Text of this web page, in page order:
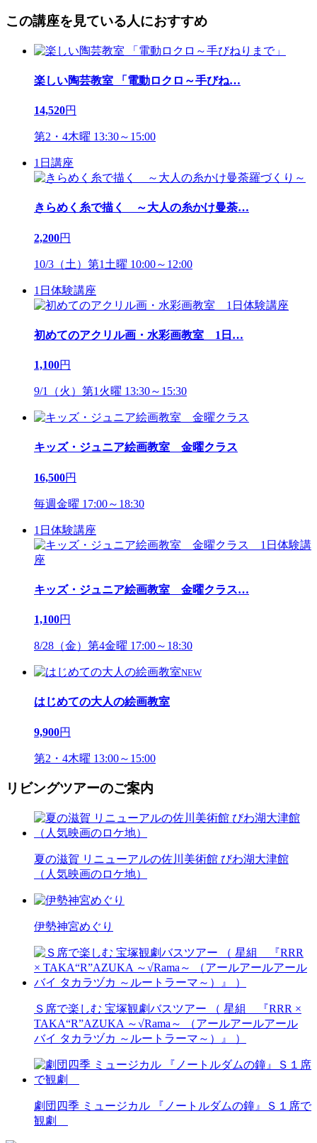
この講座を見ている人におすすめ
楽しい陶芸教室 「電動ロクロ～手びね…
14,520円
第2・4木曜 13:30～15:00
1日講座
きらめく糸で描く ～大人の糸かけ曼荼…
2,200円
10/3（土）第1土曜 10:00～12:00
1日体験講座
初めてのアクリル画・水彩画教室 1日 …
1,100円
9/1（火）第1火曜 13:30～15:30
キッズ・ジュニア絵画教室 金曜クラス
16,500円
毎週金曜 17:00～18:30
1日体験講座
キッズ・ジュニア絵画教室 金曜クラス…
1,100円
8/28（金）第4金曜 17:00～18:30
NEW
はじめての大人の絵画教室
9,900円
第2・4木曜 13:00～15:00
リビングツアーのご案内
夏の滋賀 リニューアルの佐川美術館 びわ湖大津館
（人気映画のロケ地）
伊勢神宮めぐり
Ｓ席で楽しむ 宝塚観劇バスツアー （ 星組 『RRR ×
TAKA“R”AZUKA ～√Rama～ （アールアールアール
バイ タカラヅカ ～ルートラーマ～）』 ）
劇団四季 ミュージカル 『ノートルダムの鐘』Ｓ１席で
観劇